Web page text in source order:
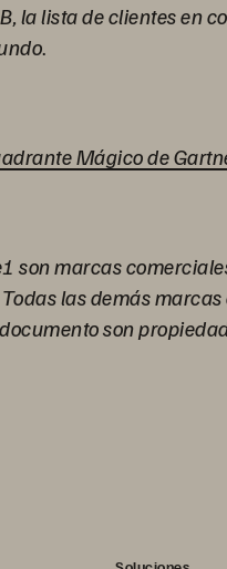
la lista de clientes en
.
Mágico de
son marcas
las demás
son